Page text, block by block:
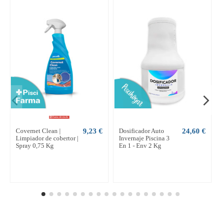
Fuera de stock
Covernet Clean |
Limpiador de cobertor |
Spray 0,75 Kg
9,23 €
Dosificador Auto
Invernaje Piscina 3
En 1 - Env 2 Kg
24,60 €